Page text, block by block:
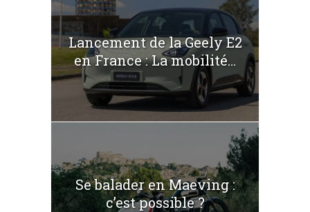
Lancement de la Geely E2
en France : La mobilité...
Se balader en Maeving :
c’est possible ?